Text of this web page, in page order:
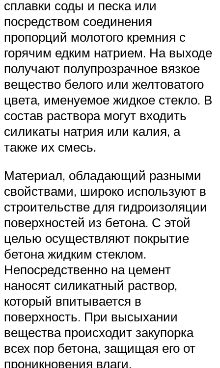
сплавки соды и песка или
посредством соединения
пропорций молотого кремния с
горячим едким натрием. На выходе
получают полупрозрачное вязкое
вещество белого или желтоватого
цвета, именуемое жидкое стекло. В
состав раствора могут входить
силикаты натрия или калия, а
также их смесь.
Материал, обладающий разными
свойствами, широко используют в
строительстве для гидроизоляции
поверхностей из бетона. С этой
целью осуществляют покрытие
бетона жидким стеклом.
Непосредственно на цемент
наносят силикатный раствор,
который впитывается в
поверхность. При высыхании
вещества происходит закупорка
всех пор бетона, защищая его от
проникновения влаги.